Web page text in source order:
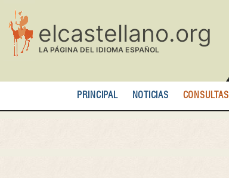
contenido
principal
PRINCIPAL NOTICIAS CONSULTAS